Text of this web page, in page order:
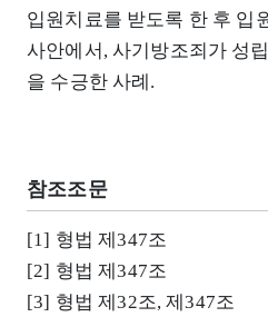
입원치료를 받도록 한 후 입
사안에서, 사기방조죄가 성
을 수긍한 사례.
참조조문
[1] 형법 제347조
[2] 형법 제347조
[3] 형법 제32조, 제347조